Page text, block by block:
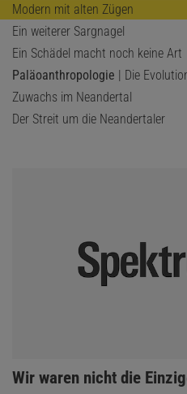
Modern mit alten Zügen
Ein weiterer Sargnagel
Ein Schädel macht noch keine Art
Paläoanthropologie | Die
Zuwachs im Neandertal
Der Streit um die Neandertaler
:
Wir waren nicht die